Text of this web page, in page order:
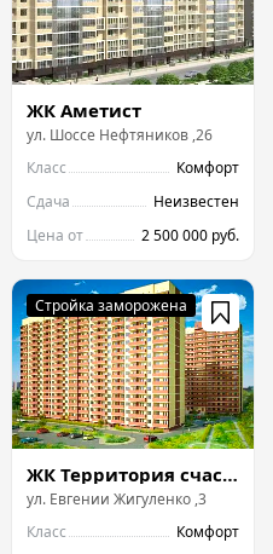
ЖК Аметист
ул. Шоссе Нефтяников ,26
Класс
Комфорт
Сдача
Неизвестен
Цена от
2 500 000 руб.
ЖК Территория счастья на Жигуленко
ул. Евгeнии Жигулeнко ,3
Класс
Комфорт